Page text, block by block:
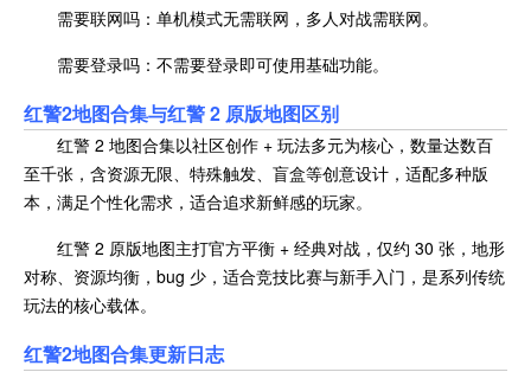
需要联网吗：单机模式无需联网，多人对战需联网。
需要登录吗：不需要登录即可使用基础功能。
红警2地图合集与红警 2 原版地图区别
红警 2 地图合集以社区创作 + 玩法多元为核心，数量达数百
至千张，含资源无限、特殊触发、盲盒等创意设计，适配多种版
本，满足个性化需求，适合追求新鲜感的玩家。
红警 2 原版地图主打官方平衡 + 经典对战，仅约 30 张，地形
对称、资源均衡，bug 少，适合竞技比赛与新手入门，是系列传统
玩法的核心载体。
红警2地图合集更新日志